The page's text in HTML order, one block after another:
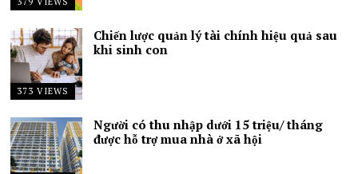
373 VIEWS
Chiến lược quản lý tài chính hiệu quả sau
khi sinh con
Người có thu nhập dưới 15 triệu/ tháng
được hỗ trợ mua nhà ở xã hội